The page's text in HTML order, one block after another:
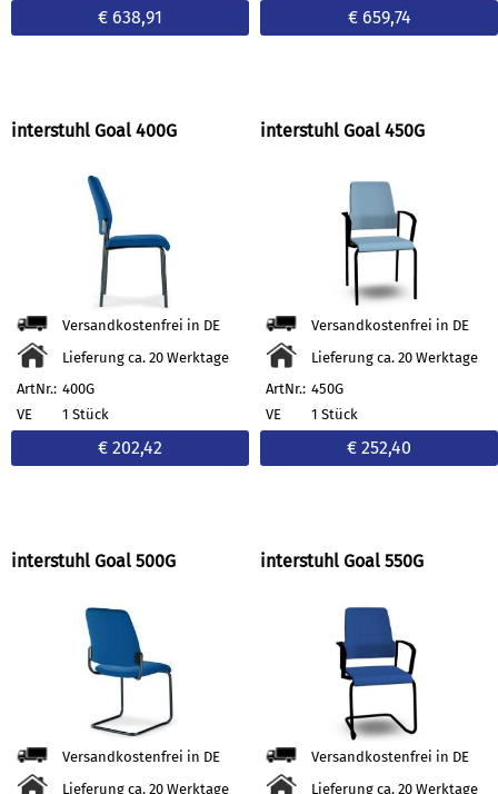
€ 638,91 € 659,74
interstuhl Goal 400G
Versandkostenfrei in DE
Lieferung ca. 20 Werktage
ArtNr.: 400G
VE
1 Stück
€ 202,42
interstuhl Goal 450G
Versandkostenfrei in DE
Lieferung ca. 20 Werktage
ArtNr.: 450G
VE
1 Stück
€ 252,40
interstuhl Goal 500G
Versandkostenfrei in DE
Lieferung ca. 20 Werktage
interstuhl Goal 550G
Versandkostenfrei in DE
Lieferung ca. 20 Werktage